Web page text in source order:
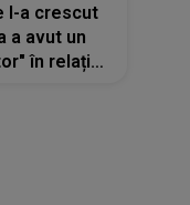
l-a crescut
a avut un
în relația